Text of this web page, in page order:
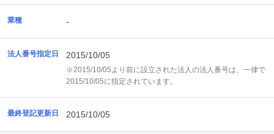
業種 -
法人番号指定日 2015/10/05
※2015/10/05より前に設立された法人の法人番号は、一律で
2015/10/05に指定されています。
最終登記更新日 2015/10/05